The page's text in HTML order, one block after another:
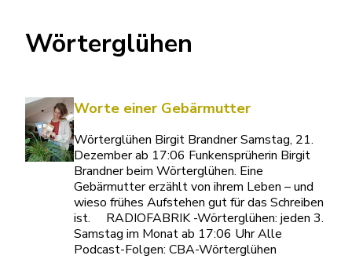
Wörterglühen
Worte einer Gebärmutter
Wörterglühen Birgit Brandner Samstag, 21.
Dezember ab 17:06 Funkensprüherin Birgit
Brandner beim Wörterglühen. Eine
Gebärmutter erzählt von ihrem Leben – und
wieso frühes Aufstehen gut für das Schreiben
ist. RADIOFABRIK -Wörterglühen: jeden 3.
Samstag im Monat ab 17:06 Uhr Alle
Podcast-Folgen: CBA-Wörterglühen